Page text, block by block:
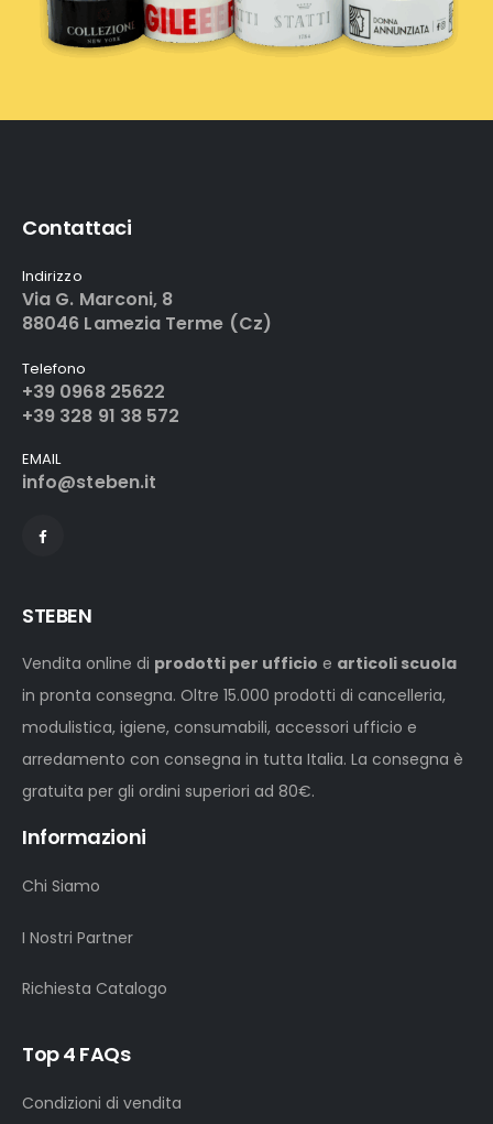
Contattaci
Indirizzo
Via G. Marconi, 8
88046 Lamezia Terme (Cz)
Telefono
+39 0968 25622
+39 328 91 38 572
EMAIL
info@steben.it
STEBEN
Vendita online di prodotti per ufficio e articoli scuola
in pronta consegna. Oltre 15.000 prodotti di cancelleria,
modulistica, igiene, consumabili, accessori ufficio e
arredamento con consegna in tutta Italia. La consegna è
gratuita per gli ordini superiori ad 80€.
Informazioni
Chi Siamo
I Nostri Partner
Richiesta Catalogo
Top 4 FAQs
Condizioni di vendita